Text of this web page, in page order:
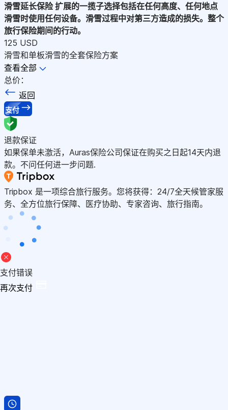
滑雪延长保险 扩展的一揽子选择包括在任何高度、任何地点
滑雪时使用任何设备。滑雪过程中对第三方造成的损失。整个
旅行保险期间的行动。
125 USD
滑雪和单板滑雪的全套保险方案
查看全部
总价：
返回
支付
退款保证
如果保单未激活，Auras保险公司保证在购买之日起14天内退
款。不问任何进一步问题.
Tripbox 是一项综合旅行服务。您将获得：24/7全天候管家服
务、全方位旅行保障、医疗协助、专家咨询、旅行指南。
支付错误
再次支付